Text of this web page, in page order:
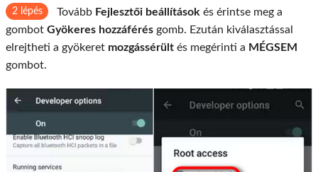
2 lépés Tovább Fejlesztői beállítások és érintse meg a
gombot Gyökeres hozzáférés gomb. Ezután kiválasztással
elrejtheti a gyökeret mozgássérült és megérinti a MÉGSEM
gombot.